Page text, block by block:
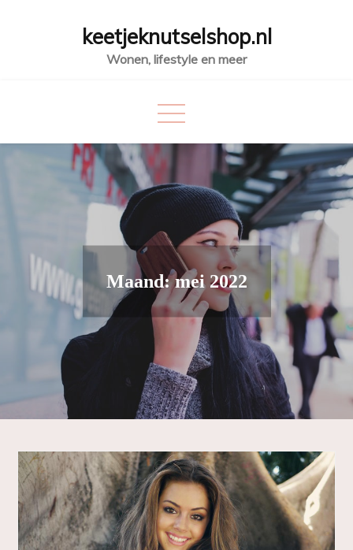
keetjeknutselshop.nl
Wonen, lifestyle en meer
Maand:mei 2022